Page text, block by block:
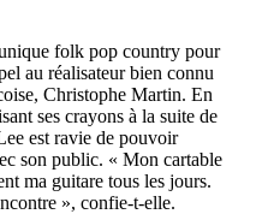
folk pop country pour
au réalisateur bien connu
Christophe Martin. En
ses crayons à la suite de
est ravie de pouvoir
son public. « Mon cartable
ma guitare tous les jours.
», confie-t-elle.